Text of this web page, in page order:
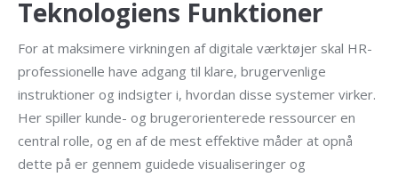
Teknologiens Funktioner
For at maksimere virkningen af digitale værktøjer skal HR-
professionelle have adgang til klare, brugervenlige
instruktioner og indsigter i, hvordan disse systemer virker.
Her spiller kunde- og brugerorienterede ressourcer en
central rolle, og en af de mest effektive måder at opnå
dette på er gennem guidede visualiseringer og